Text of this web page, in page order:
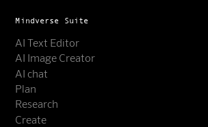
Mindverse Suite
AI Text Editor
AI Image Creator
AI chat
Plan
Research
Create